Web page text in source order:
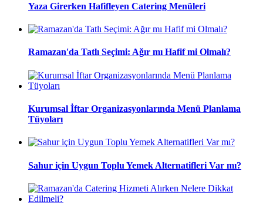
Yaza Girerken Hafifleyen Catering Menüleri
Ramazan'da Tatlı Seçimi: Ağır mı Hafif mi Olmalı?
Kurumsal İftar Organizasyonlarında Menü Planlama
Tüyoları
Sahur için Uygun Toplu Yemek Alternatifleri Var mı?